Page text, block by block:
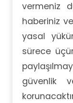
vermeniz
haberiniz
yasal
sürece
güvenlik